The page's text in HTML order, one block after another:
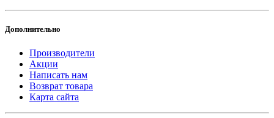
Дополнительно
Производители
Акции
Написать нам
Возврат товара
Карта сайта